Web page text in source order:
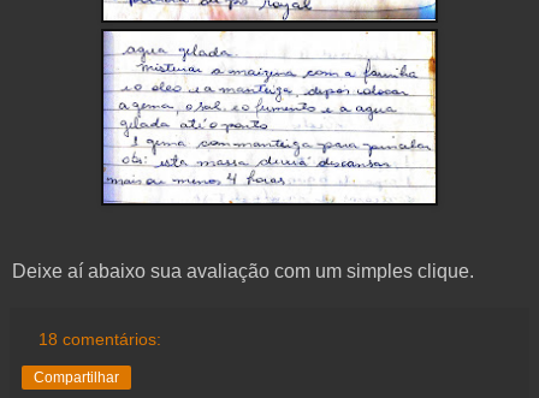
Deixe aí abaixo sua avaliação com um simples clique.
18 comentários:
Compartilhar